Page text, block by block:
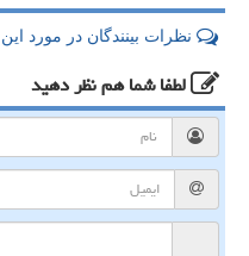
نظرات بینندگان در مورد
لطفا شما همنظر دهید